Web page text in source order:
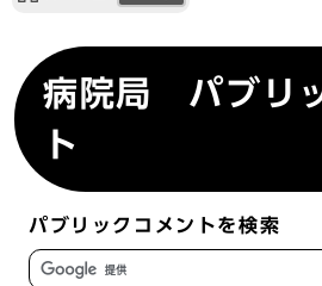
病院局 パブリ
ト
パブリックコメントを検索